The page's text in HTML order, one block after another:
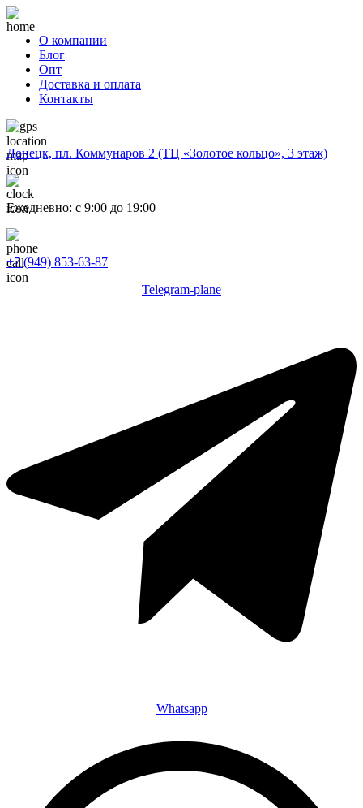
О компании
Блог
Опт
Доставка и оплата
Контакты
Донецк, пл. Коммунаров 2 (ТЦ «Золотое кольцо», 3 этаж)
Ежедневно: с 9:00 до 19:00
+7 (949) 853-63-87
Telegram-plane
Whatsapp